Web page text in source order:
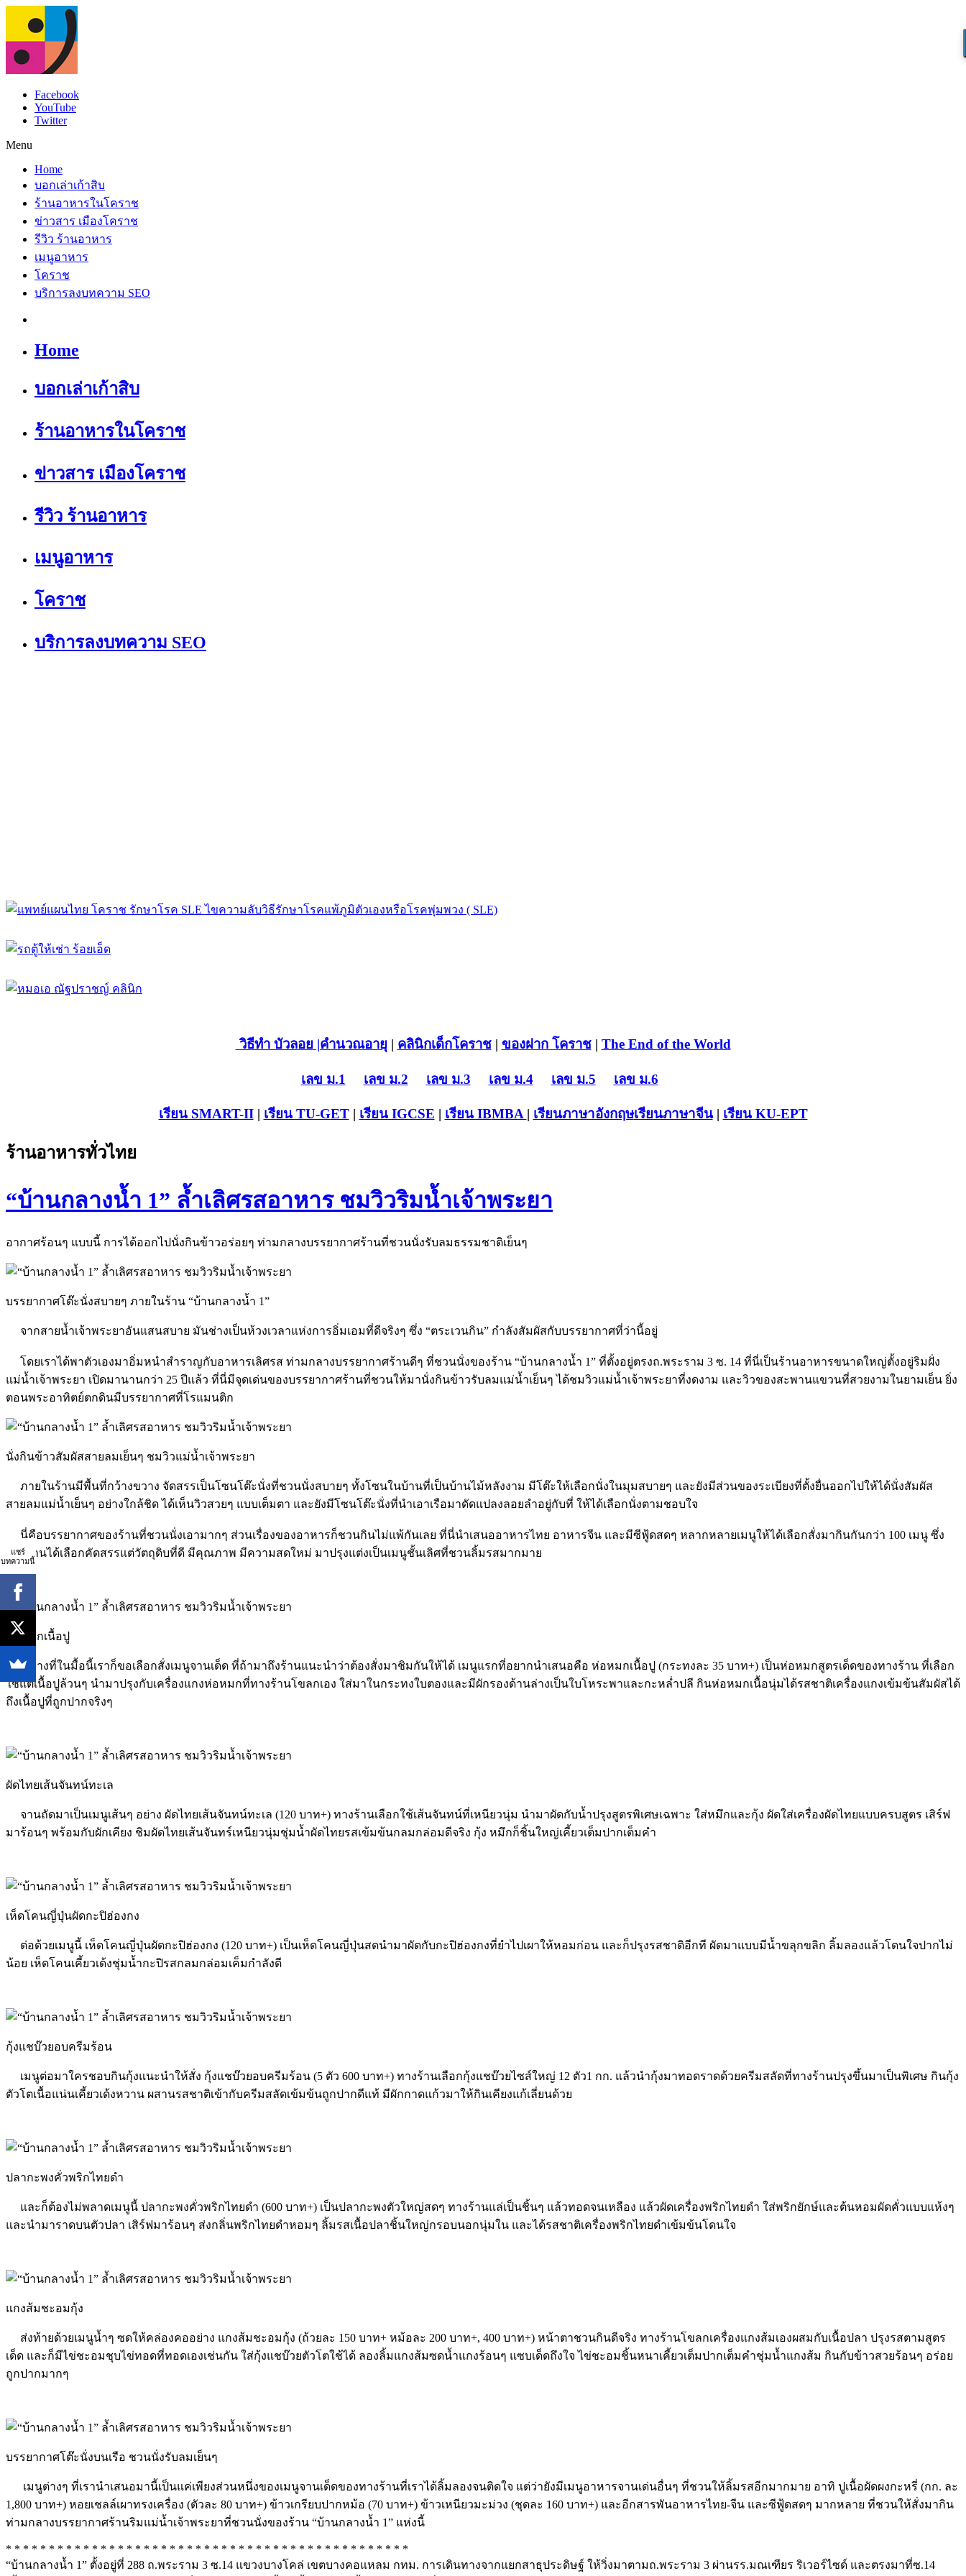
Facebook
YouTube
Twitter
Menu
Home
บอกเล่าเก้าสิบ
ร้านอาหารในโคราช
ข่าวสาร เมืองโคราช
รีวิว ร้านอาหาร
เมนูอาหาร
โคราช
บริการลงบทความ SEO
Home
บอกเล่าเก้าสิบ
ร้านอาหารในโคราช
ข่าวสาร เมืองโคราช
รีวิว ร้านอาหาร
เมนูอาหาร
โคราช
บริการลงบทความ SEO
วิธีทำ บัวลอย |คำนวณอายุ | คลินิกเด็กโคราช| ของฝาก โคราช| The End of the World
เลข ม.1 เลข ม.2 เลข ม.3 เลข ม.4 เลข ม.5 เลข ม.6
เรียน SMART-II| เรียน TU-GET| เรียน IGCSE | เรียน IBMBA | เรียนภาษาอังกฤษเรียนภาษาจีน| เรียน KU-EPT
ร้านอาหารทั่วไทย
“บ้านกลางน้ำ 1” ล้ำเลิศรสอาหาร ชมวิวริมน้ำเจ้าพระยา
อากาศร้อนๆ แบบนี้ การได้ออกไปนั่งกินข้าวอร่อยๆ ท่ามกลางบรรยากาศร้านที่ชวนนั่งรับลมธรรมชาติเย็นๆ
บรรยากาศโต๊ะนั่งสบายๆ ภายในร้าน “บ้านกลางน้ำ 1”
จากสายน้ำเจ้าพระยาอันแสนสบาย มันช่างเป็นห้วงเวลาแห่งการอิ่มเอมที่ดีจริงๆ ซึ่ง “ตระเวนกิน” กำลังสัมผัสกับบรรยากาศที่ว่านี้อยู่
โดยเราได้พาตัวเองมาอิ่มหนำสำราญกับอาหารเลิศรส ท่ามกลางบรรยากาศร้านดีๆ ที่ชวนนั่งของร้าน “บ้านกลางน้ำ 1” ที่ตั้งอยู่ตรงถ.พระราม 3 ซ. 14 ที่นี่เป็นร้านอาหารขนาดใหญ่ตั้งอยู่ริมฝั่ง
แม่น้ำเจ้าพระยา เปิดมานานกว่า 25 ปีแล้ว ที่นี่มีจุดเด่นของบรรยากาศร้านที่ชวนให้มานั่งกินข้าวรับลมแม่น้ำเย็นๆ ได้ชมวิวแม่น้ำเจ้าพระยาที่งดงาม และวิวของสะพานแขวนที่สวยงามในยามเย็น ยิ่ง
ตอนพระอาทิตย์ตกดินมีบรรยากาศที่โรแมนติก
นั่งกินข้าวสัมผัสสายลมเย็นๆ ชมวิวแม่น้ำเจ้าพระยา
ภายในร้านมีพื้นที่กว้างขวาง จัดสรรเป็นโซนโต๊ะนั่งที่ชวนนั่งสบายๆ ทั้งโซนในบ้านที่เป็นบ้านไม้หลังงาม มีโต๊ะให้เลือกนั่งในมุมสบายๆ และยังมีส่วนของระเบียงที่ตั้งยื่นออกไปให้ได้นั่งสัมผัส
สายลมแม่น้ำเย็นๆ อย่างใกล้ชิด ได้เห็นวิวสวยๆ แบบเต็มตา และยังมีโซนโต๊ะนั่งที่นำเอาเรือมาดัดแปลงลอยลำอยู่กับที่ ให้ได้เลือกนั่งตามชอบใจ
นี่คือบรรยากาศของร้านที่ชวนนั่งเอามากๆ ส่วนเรื่องของอาหารก็ชวนกินไม่แพ้กันเลย ที่นี่นำเสนออาหารไทย อาหารจีน และมีซีฟู้ดสดๆ หลากหลายเมนูให้ได้เลือกสั่งมากินกันกว่า 100 เมนู ซึ่ง
ทางร้านได้เลือกคัดสรรแต่วัตถุดิบที่ดี มีคุณภาพ มีความสดใหม่ มาปรุงแต่งเป็นเมนูชั้นเลิศที่ชวนลิ้มรสมากมาย
ห่อหมกเนื้อปู
อย่างที่ในมื้อนี้เราก็ขอเลือกสั่งเมนูจานเด็ด ที่ถ้ามาถึงร้านแนะนำว่าต้องสั่งมาชิมกันให้ได้ เมนูแรกที่อยากนำเสนอคือ ห่อหมกเนื้อปู (กระทงละ 35 บาท+) เป็นห่อหมกสูตรเด็ดของทางร้าน ที่เลือก
ใช้แต่เนื้อปูล้วนๆ นำมาปรุงกับเครื่องแกงห่อหมกที่ทางร้านโขลกเอง ใส่มาในกระทงใบตองและมีผักรองด้านล่างเป็นใบโหระพาและกะหล่ำปลี กินห่อหมกเนื้อนุ่มได้รสชาติเครื่องแกงเข้มข้นสัมผัสได้
ถึงเนื้อปูที่ถูกปากจริงๆ
ผัดไทยเส้นจันทน์ทะเล
จานถัดมาเป็นเมนูเส้นๆ อย่าง ผัดไทยเส้นจันทน์ทะเล (120 บาท+) ทางร้านเลือกใช้เส้นจันทน์ที่เหนียวนุ่ม นำมาผัดกับน้ำปรุงสูตรพิเศษเฉพาะ ใส่หมึกและกุ้ง ผัดใส่เครื่องผัดไทยแบบครบสูตร เสิร์ฟ
มาร้อนๆ พร้อมกับผักเคียง ชิมผัดไทยเส้นจันทร์เหนียวนุ่มชุ่มน้ำผัดไทยรสเข้มข้นกลมกล่อมดีจริง กุ้ง หมึกก็ชิ้นใหญ่เคี้ยวเต็มปากเต็มคำ
เห็ดโคนญี่ปุ่นผัดกะปิฮ่องกง
ต่อด้วยเมนูนี้ เห็ดโคนญี่ปุ่นผัดกะปิฮ่องกง (120 บาท+) เป็นเห็ดโคนญี่ปุ่นสดนำมาผัดกับกะปิฮ่องกงที่ยำไปเผาให้หอมก่อน และก็ปรุงรสชาติอีกที ผัดมาแบบมีน้ำขลุกขลิก ลิ้มลองแล้วโดนใจปากไม่
น้อย เห็ดโคนเคี้ยวเด้งชุ่มน้ำกะปิรสกลมกล่อมเค็มกำลังดี
กุ้งแชบ๊วยอบครีมร้อน
เมนูต่อมาใครชอบกินกุ้งแนะนำให้สั่ง กุ้งแชบ๊วยอบครีมร้อน (5 ตัว 600 บาท+) ทางร้านเลือกกุ้งแชบ๊วยไซส์ใหญ่ 12 ตัว1 กก. แล้วนำกุ้งมาทอดราดด้วยครีมสลัดที่ทางร้านปรุงขึ้นมาเป็นพิเศษ กินกุ้ง
ตัวโตเนื้อแน่นเคี้ยวเด้งหวาน ผสานรสชาติเข้ากับครีมสลัดเข้มข้นถูกปากดีแท้ มีผักกาดแก้วมาให้กินเคียงแก้เลี่ยนด้วย
ปลากะพงคั่วพริกไทยดำ
และก็ต้องไม่พลาดเมนูนี้ ปลากะพงคั่วพริกไทยดำ (600 บาท+) เป็นปลากะพงตัวใหญ่สดๆ ทางร้านแล่เป็นชิ้นๆ แล้วทอดจนเหลือง แล้วผัดเครื่องพริกไทยดำ ใส่พริกยักษ์และต้นหอมผัดคั่วแบบแห้งๆ
และนำมาราดบนตัวปลา เสิร์ฟมาร้อนๆ ส่งกลิ่นพริกไทยดำหอมๆ ลิ้มรสเนื้อปลาชิ้นใหญ่กรอบนอกนุ่มใน และได้รสชาติเครื่องพริกไทยดำเข้มข้นโดนใจ
แกงส้มชะอมกุ้ง
ส่งท้ายด้วยเมนูน้ำๆ ซดให้คล่องคออย่าง แกงส้มชะอมกุ้ง (ถ้วยละ 150 บาท+ หม้อละ 200 บาท+, 400 บาท+) หน้าตาชวนกินดีจริง ทางร้านโขลกเครื่องแกงส้มเองผสมกับเนื้อปลา ปรุงรสตามสูตร
เด็ด และก็มีไข่ชะอมชุบไข่ทอดที่ทอดเองเช่นกัน ใส่กุ้งแชบ๊วยตัวโตใช้ได้ ลองลิ้มแกงส้มซดน้ำแกงร้อนๆ แซบเด็ดถึงใจ ไข่ชะอมชิ้นหนาเคี้ยวเต็มปากเต็มคำชุ่มน้ำแกงส้ม กินกับข้าวสวยร้อนๆ อร่อย
ถูกปากมากๆ
บรรยากาศโต๊ะนั่งบนเรือ ชวนนั่งรับลมเย็นๆ
เมนูต่างๆ ที่เรานำเสนอมานี้เป็นแค่เพียงส่วนหนึ่งของเมนูจานเด็ดของทางร้านที่เราได้ลิ้มลองจนติดใจ แต่ว่ายังมีเมนูอาหารจานเด่นอื่นๆ ที่ชวนให้ลิ้มรสอีกมากมาย อาทิ ปูเนื้อผัดผงกะหรี่ (กก. ละ
1,800 บาท+) หอยเชลล์เผาทรงเครื่อง (ตัวละ 80 บาท+) ข้าวเกรียบปากหม้อ (70 บาท+) ข้าวเหนียวมะม่วง (ชุดละ 160 บาท+) และอีกสารพันอาหารไทย-จีน และซีฟู้ดสดๆ มากหลาย ที่ชวนให้สั่งมากิน
ท่ามกลางบรรยากาศร้านริมแม่น้ำเจ้าพระยาที่ชวนนั่งของร้าน “บ้านกลางน้ำ 1” แห่งนี้
* * * * * * * * * * * * * * * * * * * * * * * * * * * * * * * * * * * * * * * * * * * * * * *
“บ้านกลางน้ำ 1” ตั้งอยู่ที่ 288 ถ.พระราม 3 ซ.14 แขวงบางโคล่ เขตบางคอแหลม กทม. การเดินทางจากแยกสาธุประดิษฐ์ ให้วิ่งมาตามถ.พระราม 3 ผ่านรร.มณเฑียร ริเวอร์ไซด์ และตรงมาที่ซ.14
แชร์
บทความนี้